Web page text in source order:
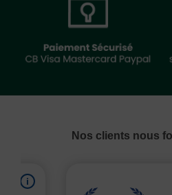
Nos clients nous